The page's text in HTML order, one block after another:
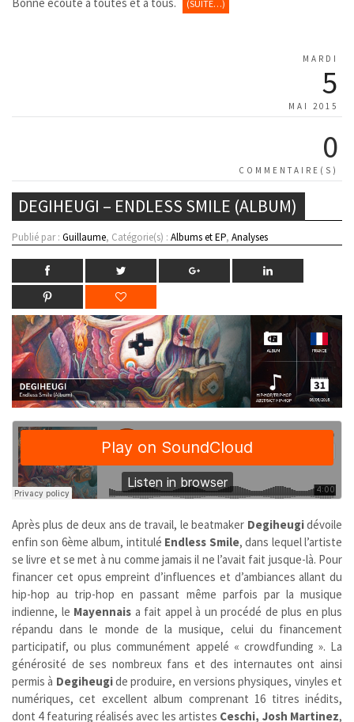
(SUITE…)
MARDI
5
MAI 2015
0
COMMENTAIRE(S)
DEGIHEUGI – ENDLESS SMILE (ALBUM)
Publié par : Guillaume, Catégorie(s) : Albums et EP, Analyses
Après plus de deux ans de travail, le beatmaker Degiheugidévoile
enfin son 6ème album, intitulé Endless Smile, dans lequel l’artiste
se livre et se met à nu comme jamais il ne l’avait fait jusque-là. Pour
financer cet opus empreint d’influences et d’ambiances allant du
hip-hop au trip-hop en passant même parfois par la musique
indienne, le Mayennais a fait appel à un procédé de plus en plus
répandu dans le monde de la musique, celui du financement
participatif, ou plus communément appelé « crowdfunding ». La
générosité de ses nombreux fans et des internautes ont ainsi
permis à Degiheugide produire, en versions physiques, vinyles et
numériques, cet excellent album comprenant 16 titres inédits,
dont 4 featuring réalisés avec les artistes Ceschi, Josh Martinez,